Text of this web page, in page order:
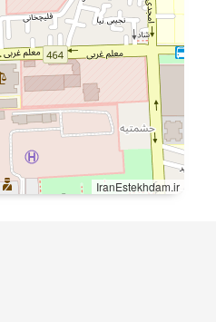
IranEstekhdam.ir